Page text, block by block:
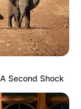
Second Shock